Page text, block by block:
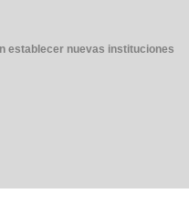
establecer nuevas instituciones